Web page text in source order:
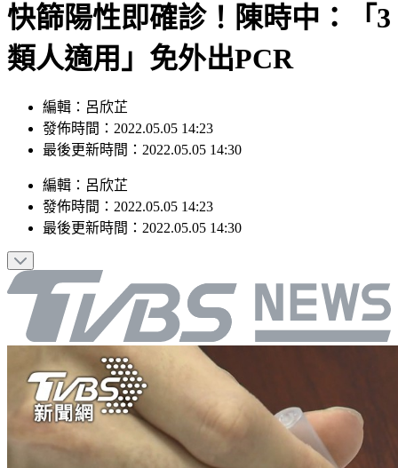
快篩陽性即確診！陳時中：「3
類人適用」免外出PCR
編輯：呂欣芷
發佈時間：2022.05.05 14:23
最後更新時間：2022.05.05 14:30
編輯 ： 呂欣芷
發佈時間： 2022.05.05 14:23
最後更新時間： 2022.05.05 14:30